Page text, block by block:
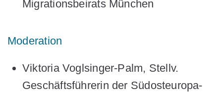
Migrationsbeirats München
Moderation
Viktoria Voglsinger-Palm, Stellv.
Geschäftsführerin der Südosteuropa-